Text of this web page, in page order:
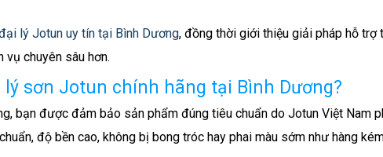
hợp cho khu công nghiệp
nghiệp
đại lý sơn Jotun Bình Dương
lý Jotun uy tín tại Bình Dương, đồng thời giới thiệu giải pháp hỗ trợ
vụ chuyên sâu hơn.
sơn Jotun chính hãng tại Bình Dương?
bạn được đảm bảo sản phẩm đúng tiêu chuẩn do Jotun Việt Nam
độ bền cao, không bị bong tróc hay phai màu sớm như hàng